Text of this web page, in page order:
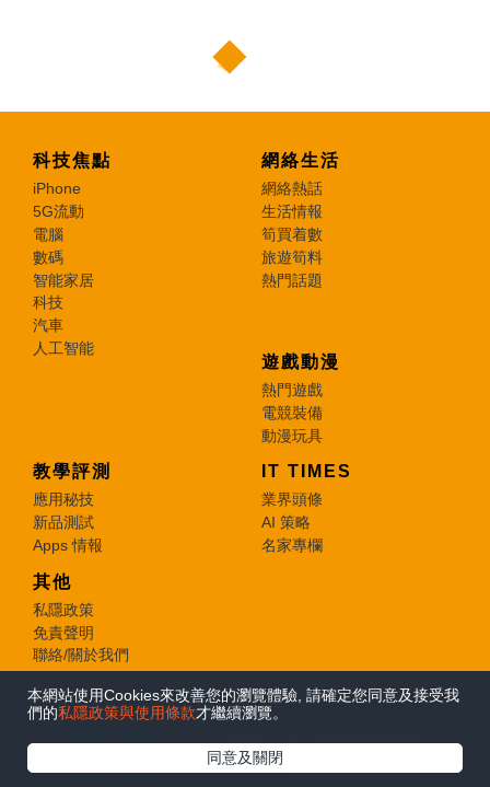
本網站使用Cookies來改善您的瀏覽體驗, 請確定您同意及接受我
們的私隱政策與使用條款才繼續瀏覽。
同意及關閉
科技焦點
iPhone
5G流動
電腦
數碼
智能家居
科技
汽車
人工智能
網絡生活
網絡熱話
生活情報
筍買着數
旅遊筍料
熱門話題
遊戲動漫
熱門遊戲
電競裝備
動漫玩具
教學評測
應用秘技
新品測試
Apps 情報
IT TIMES
業界頭條
AI 策略
名家專欄
其他
私隱政策
免責聲明
聯絡/關於我們
© 2026 e-zone. All Rights Reserved.